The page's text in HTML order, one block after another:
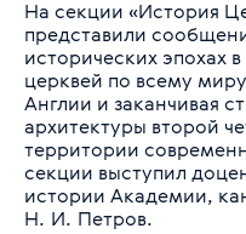
На секции «История
представили
исторических эпохах
церквей по всему
Англии и заканчивая
архитектуры второй
территории
секции выступил
истории Академии,
Н. И. Петров.